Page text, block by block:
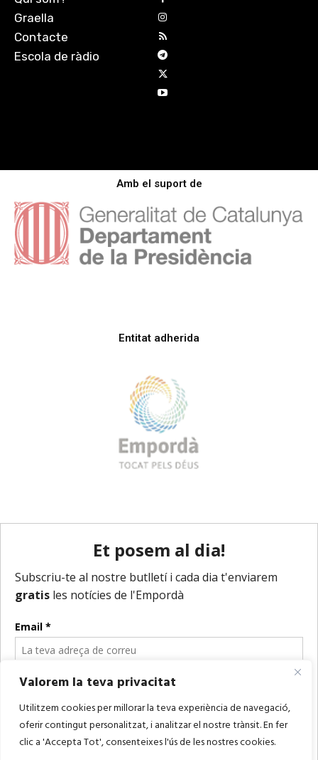
Valorem la teva privacitat
Utilitzem cookies per millorar la teva experiència de navegació,
oferir contingut personalitzat, i analitzar el nostre trànsit. En fer
clic a 'Accepta Tot', consenteixes l'ús de les nostres cookies.
Graella
Contacte
Escola de ràdio
Amb el suport de
Entitat adherida